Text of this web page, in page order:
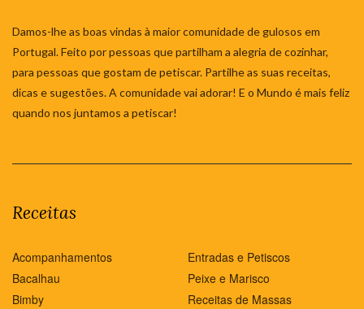
Damos-lhe as boas vindas à maior comunidade de gulosos em
Portugal. Feito por pessoas que partilham a alegria de cozinhar,
para pessoas que gostam de petiscar. Partilhe as suas receitas,
dicas e sugestões. A comunidade vai adorar! E o Mundo é mais feliz
quando nos juntamos a petiscar!
Receitas
Acompanhamentos
Bacalhau
Bimby
Entradas e Petiscos
Peixe e Marisco
Receitas de Massas